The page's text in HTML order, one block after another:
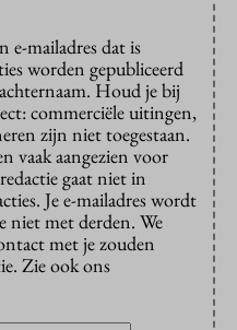
e-mailadres dat is
worden gepubliceerd
Houd je bij
commerciële uitingen,
zijn niet toegestaan.
vaak aangezien voor
gaat niet in
Je e-mailadres wordt
niet met derden. We
met je zouden
Zie ook ons